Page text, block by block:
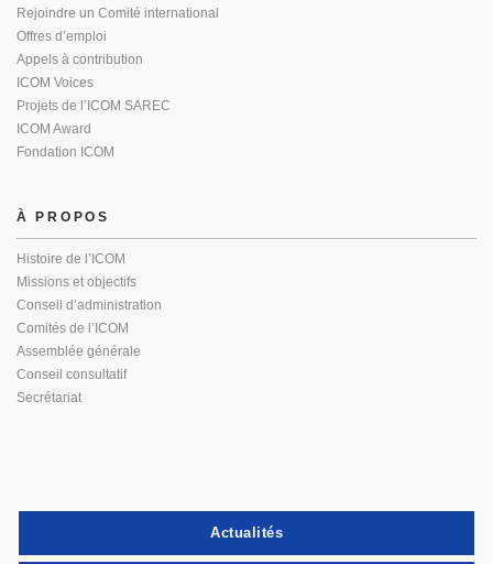
Rejoindre un Comité international
Offres d’emploi
Appels à contribution
ICOM Voices
Projets de l’ICOM SAREC
ICOM Award
Fondation ICOM
À PROPOS
Histoire de l’ICOM
Missions et objectifs
Conseil d’administration
Comités de l’ICOM
Assemblée générale
Conseil consultatif
Secrétariat
Actualités